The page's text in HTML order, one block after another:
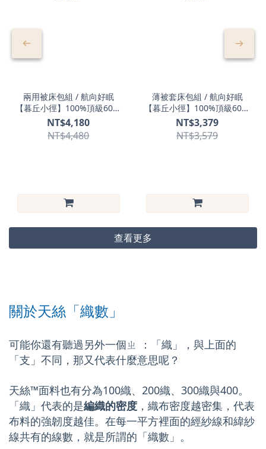
兩用被床包組 / 航向好眠
【暮丘小徑】100%頂級60支
天絲™ 萊賽爾
NT$4,180
NT$4,480
薄被套床包組 / 航向好眠
【暮丘小徑】100%頂級60支
天絲™ 萊賽爾
NT$3,379
NT$3,579
查看更多
關於天絲「織數」
可能你還有聽過另外一個ㄓ ：「織」，與上面的
「支」不同，那又代表什麼意思呢？
天絲™面料也有分為100織、200織、300織與400。
「織」代表的是編織的密度 ，織布密度越密集，代表
布料的強韌度越佳。在每一平方裡面的經紗線和緯紗
線共有的線數，就是所謂的「織數」。